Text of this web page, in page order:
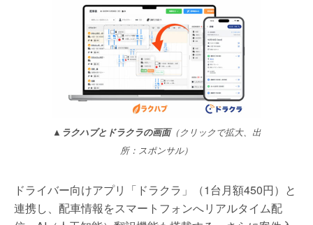
▲ラクハブとドラクラの画面（クリックで拡大、出
所：スポンサル）
ドライバー向けアプリ「ドラクラ」（1台月額450円）と
連携し、配車情報をスマートフォンへリアルタイム配